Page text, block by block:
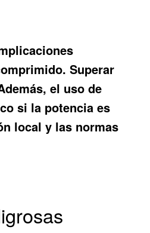
Superar
el uso de
si la potencia es
local y las normas